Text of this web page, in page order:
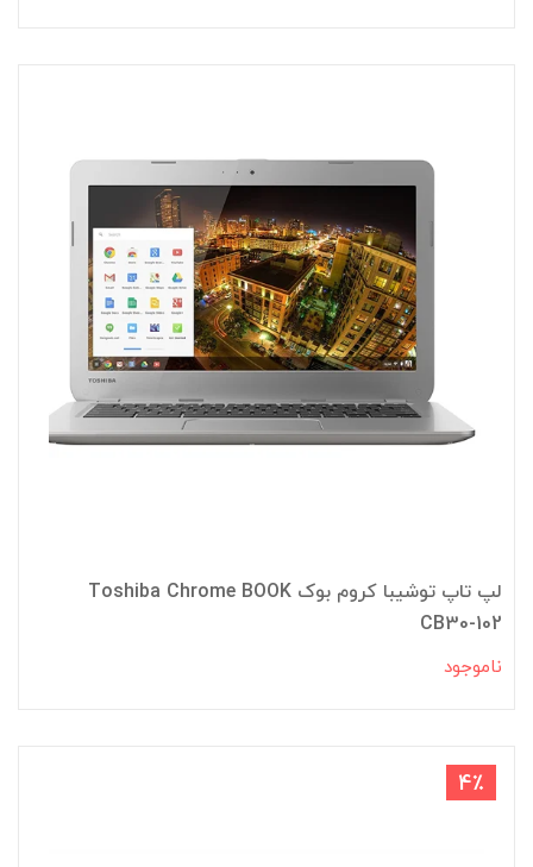
لپ تاپ توشیبا کروم بوک Toshiba Chrome BOOK
CB30-102
ناموجود
4٪